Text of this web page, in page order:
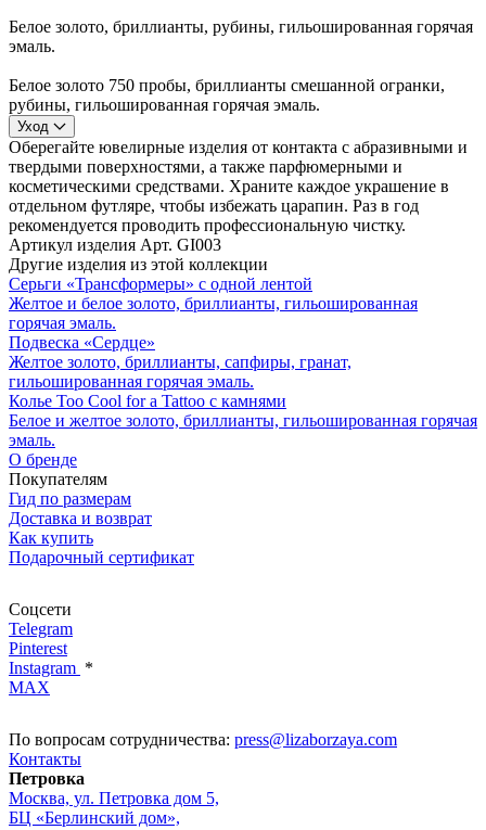
Белое золото, бриллианты, рубины, гильошированная горячая
эмаль.
Белое золото 750 пробы, бриллианты смешанной огранки,
рубины, гильошированная горячая эмаль.
Уход
Оберегайте ювелирные изделия от контакта с абразивными и
твердыми поверхностями, а также парфюмерными и
косметическими средствами. Храните каждое украшение в
отдельном футляре, чтобы избежать царапин. Раз в год
рекомендуется проводить профессиональную чистку.
Артикул изделия Арт. GI003
Другие изделия из этой коллекции
Серьги «Трансформеры» с одной лентой
Желтое и белое золото, бриллианты, гильошированная
горячая эмаль.
Подвеска «Сердце»
Желтое золото, бриллианты, сапфиры, гранат,
гильошированная горячая эмаль.
Колье Too Сool for a Tattoo с камнями
Белое и желтое золото, бриллианты, гильошированная горячая
эмаль.
О бренде
Покупателям
Гид по размерам
Доставка и возврат
Как купить
Подарочный сертификат
Соцсети
Telegram
Pinterest
Instagram *
MAX
По вопросам сотрудничества: press@lizaborzaya.com
Контакты
Петровка
Москва, ул. Петровка дом 5,
БЦ «Берлинский дом»,